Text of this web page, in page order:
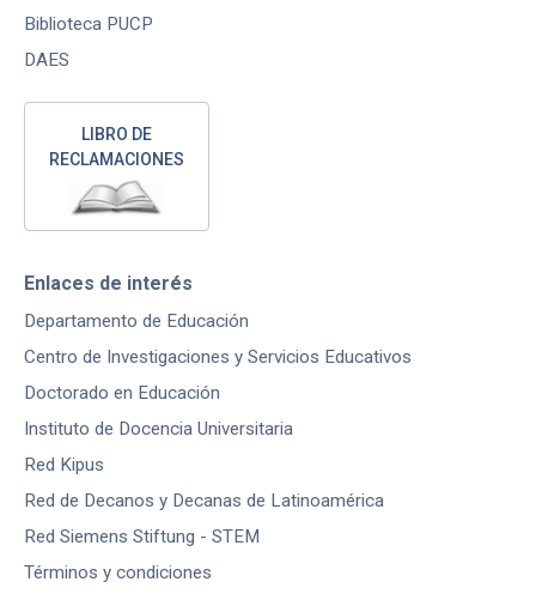
Biblioteca PUCP
DAES
LIBRO DE
RECLAMACIONES
Enlaces de interés
Departamento de Educación
Centro de Investigaciones y Servicios Educativos
Doctorado en Educación
Instituto de Docencia Universitaria
Red Kipus
Red de Decanos y Decanas de Latinoamérica
Red Siemens Stiftung - STEM
Términos y condiciones